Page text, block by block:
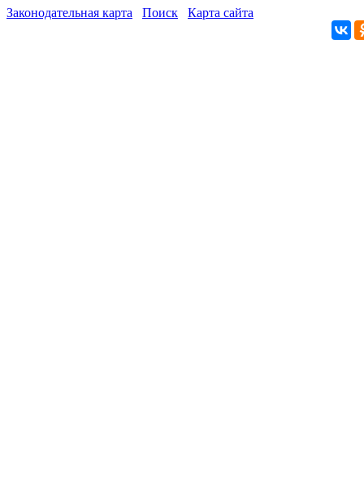
Законодательная карта Поиск Карта сайта